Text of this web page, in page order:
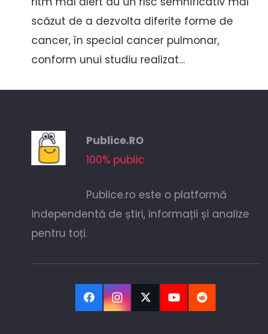
scăzut de a dezvolta diferite forme de
cancer, în special cancer pulmonar,
conform unui studiu realizat…
Publice.RO
100% public
Publice.ro este o platformă
independentă de știri, informații și analize
pentru toți.